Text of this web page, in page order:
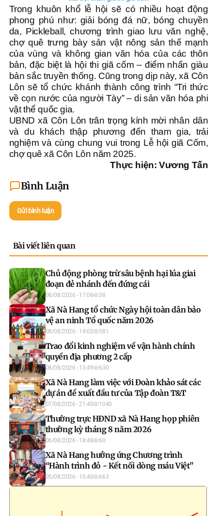
Trong khuôn khổ lễ hội sẽ có nhiều hoạt động
phong phú như: giải bóng đá nữ, bóng chuyền
da, Pickleball, chương trình giao lưu văn nghệ,
chợ quê trưng bày sản vật nông sản thế mạnh
của vùng và không gian văn hóa của các thôn
bản, đặc biệt là hội thi giã cốm – điểm nhấn giàu
bản sắc truyền thống. Cũng trong dịp này, xã Côn
Lôn sẽ tổ chức khánh thành công trình “Tri thức
về cọn nước của người Tày” – di sản văn hóa phi
vật thể quốc gia.
UBND xã Côn Lôn trân trọng kính mời nhân dân
và du khách thập phương đến tham gia, trải
nghiệm và cùng chung vui trong Lễ hội giã Cốm,
chợ quê xã Côn Lôn năm 2025.
Thực hiện: Vương Tấn
Bình Luận
Gửi bình luận
Bài viết liên quan
Chủ động phòng trừ sâu bệnh hại lúa giai
đoạn đẻ nhánh đến đứng cái
08/08/2026 - 17:06 38
Xã Nà Hang tổ chức Ngày hội toàn dân bảo
vệ an ninh Tổ quốc năm 2026
08/08/2026 - 14:02 581
Trao đổi kinh nghiệm về vận hành chính
quyền địa phương 2 cấp
08/08/2026 - 13:49 630
Xã Nà Hang làm việc với Đoàn khảo sát các
dự án đề xuất đầu tư của Tập đoàn T&T
07/08/2026 - 21:40 1040
Thường trực HĐND xã Nà Hang họp phiên
thường kỳ tháng 8 năm 2026
06/08/2026 - 18:48 60
Xã Nà Hang hưởng ứng Chương trình
“Hành trình đỏ - Kết nối dòng máu Việt”
05/08/2026 - 10:40 663